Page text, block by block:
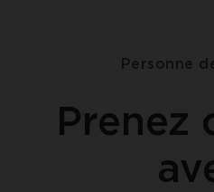
Personne
Prenez